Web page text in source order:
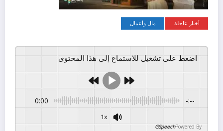
أخبار عاجلة مال وأعمال
اضغط على تشغيل للاستماع إلى هذا المحتوى
0:00 -:--
1x
Powered By
GSpeech